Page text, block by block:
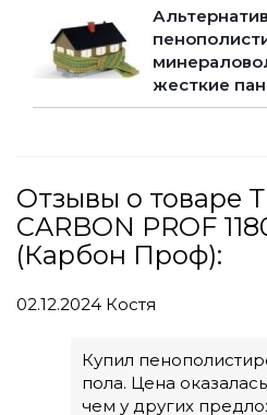
жесткие
Отзывы о
CARBON PROF
(Карбон Проф):
02.12.2024 Костя
Купил
пола. Цена
чем у других